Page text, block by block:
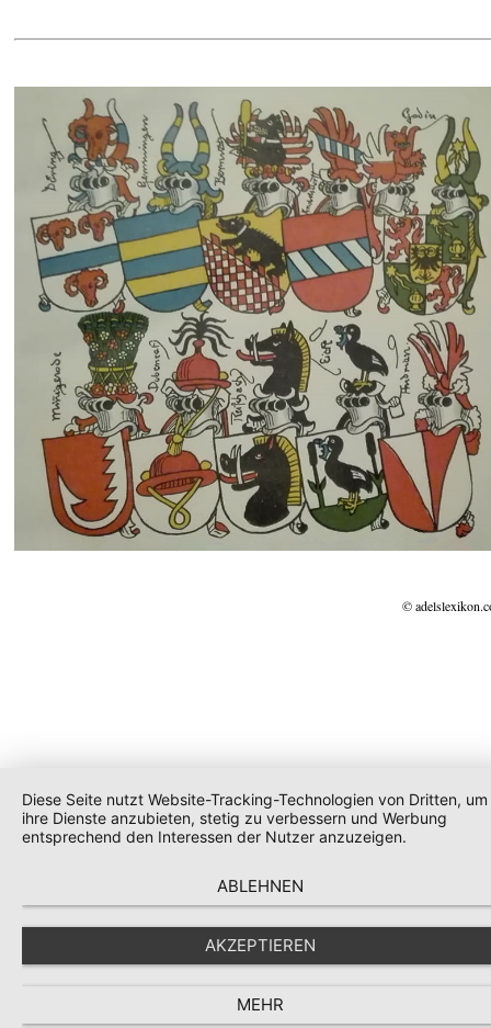
©
Diese Seite nutzt Website-Tracking-Technologien von Dritten, um
ihre Dienste anzubieten, stetig zu verbessern und Werbung
entsprechend den Interessen der Nutzer anzuzeigen.
ABLEHNEN
AKZEPTIEREN
MEHR